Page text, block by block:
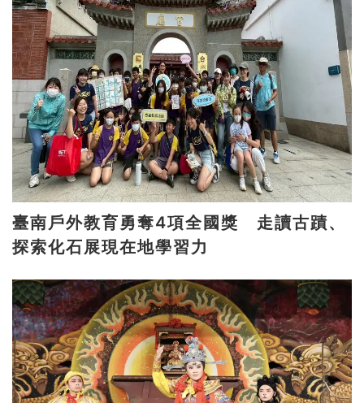
臺南戶外教育勇奪4項全國獎 走讀古蹟、
探索化石展現在地學習力